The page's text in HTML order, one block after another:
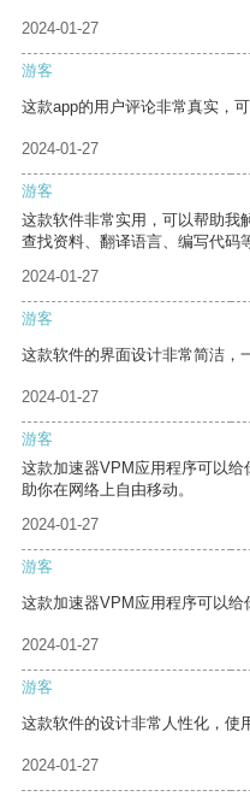
2024-01-27
游客
这款app的用户评论非常真实，
2024-01-27
游客
这款软件非常实用，可以帮助我
查找资料、翻译语言、编写代码
2024-01-27
游客
这款软件的界面设计非常简洁，
2024-01-27
游客
这款加速器VPM应用程序可以
助你在网络上自由移动。
2024-01-27
游客
这款加速器VPM应用程序可以给
2024-01-27
游客
这款软件的设计非常人性化，使
2024-01-27